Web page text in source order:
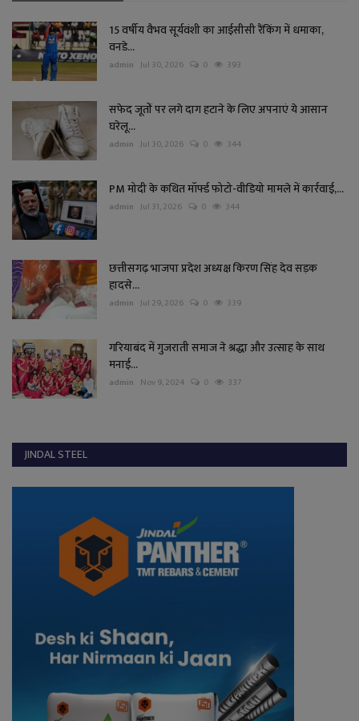
15 वर्षीय वैभव सूर्यवंशी का आईसीसी रैंकिंग में धमाका,
वनडे...
admin Jul 30, 2026 0 393
सफेद जूतों पर लगे दाग हटाने के लिए अपनाएं ये आसान
घरेलू...
admin Jul 30, 2026 0 344
PM मोदी के कथित मॉर्फ्ड फोटो-वीडियो मामले में कार्रवाई,...
admin Jul 31, 2026 0 344
छत्तीसगढ़ भाजपा प्रदेश अध्यक्ष किरण सिंह देव सड़क
हादसे...
admin Jul 29, 2026 0 339
गरियाबंद में गुजराती समाज ने श्रद्धा और उत्साह के साथ
मनाई...
admin Nov 9, 2024 0 337
JINDAL STEEL